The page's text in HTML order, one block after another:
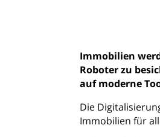
Immobilien
Roboter zu
auf moderne
Die
Immobilien für